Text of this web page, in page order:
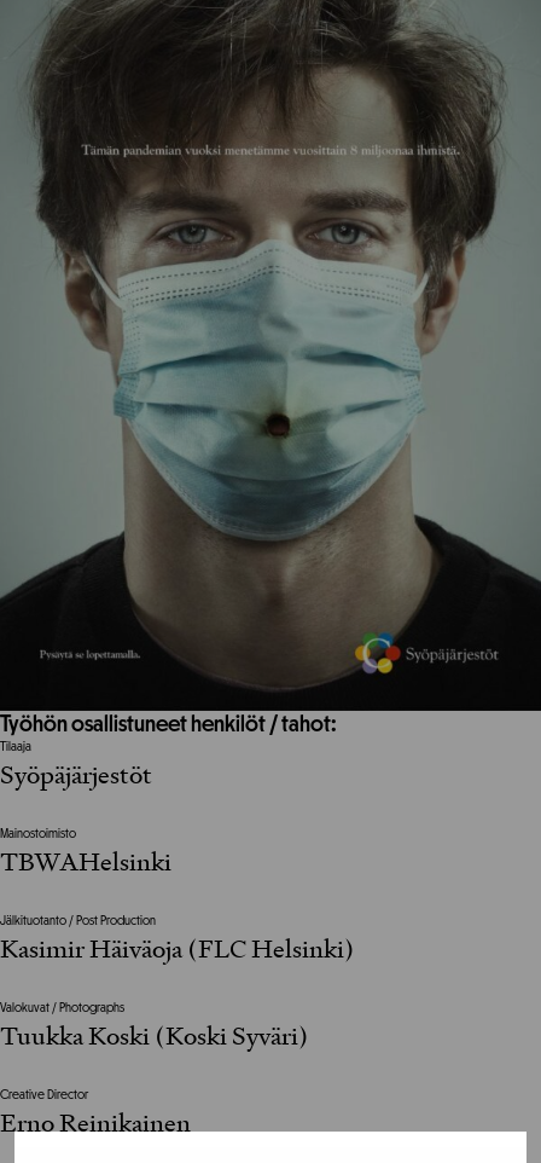
Työhön osallistuneet henkilöt / tahot:
Tilaaja
Syöpäjärjestöt
Mainostoimisto
TBWAHelsinki
Jälkituotanto / Post Production
Kasimir Häiväoja (FLC Helsinki)
Valokuvat / Photographs
Tuukka Koski (Koski Syväri)
Creative Director
Erno Reinikainen